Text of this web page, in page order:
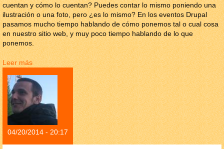
cuentan y cómo lo cuentan? Puedes contar lo mismo poniendo una
ilustración o una foto, pero ¿es lo mismo? En los eventos Drupal
pasamos mucho tiempo hablando de cómo ponemos tal o cual cosa
en nuestro sitio web, y muy poco tiempo hablando de lo que
ponemos.
Leer mássobre Hablar con imágenes
04/20/2014 - 20:17